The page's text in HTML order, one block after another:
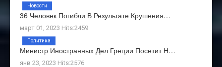
36 Человек Погибли В Результате Крушения…
март 01, 2023 Hits:2459
Новости
Министр Иностранных Дел Греции Посетит Н…
янв 23, 2023 Hits:2576
Политика